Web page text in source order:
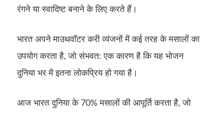
रंगने या स्वादिष्ट बनाने के लिए करते हैं।
भारत अपने माउथवॉटर करी व्यंजनों में कई तरह के मसालों का
उपयोग करता है, जो संभवत: एक कारण है कि यह भोजन
दुनिया भर में इतना लोकप्रिय हो गया है।
आज भारत दुनिया के 70% मसालों की आपूर्ति करता है, जो